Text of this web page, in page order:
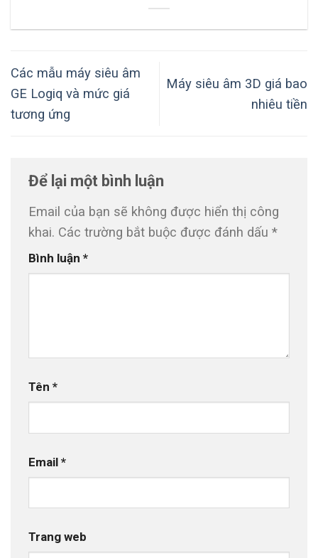
Các mẫu máy siêu âm
GE Logiq và mức giá
tương ứng
Máy siêu âm 3D giá bao
nhiêu tiền
Để lại một bình luận
Email của bạn sẽ không được hiển thị công
khai. Các trường bắt buộc được đánh dấu *
Bình luận *
Tên *
Email *
Trang web